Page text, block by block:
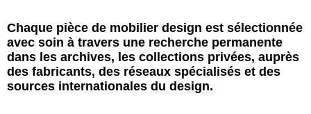
Chaque pièce de mobilier design est sélectionnée
avec soin à travers une recherche permanente
dans les archives, les collections privées, auprès
des fabricants, des réseaux spécialisés et des
sources internationales du design.